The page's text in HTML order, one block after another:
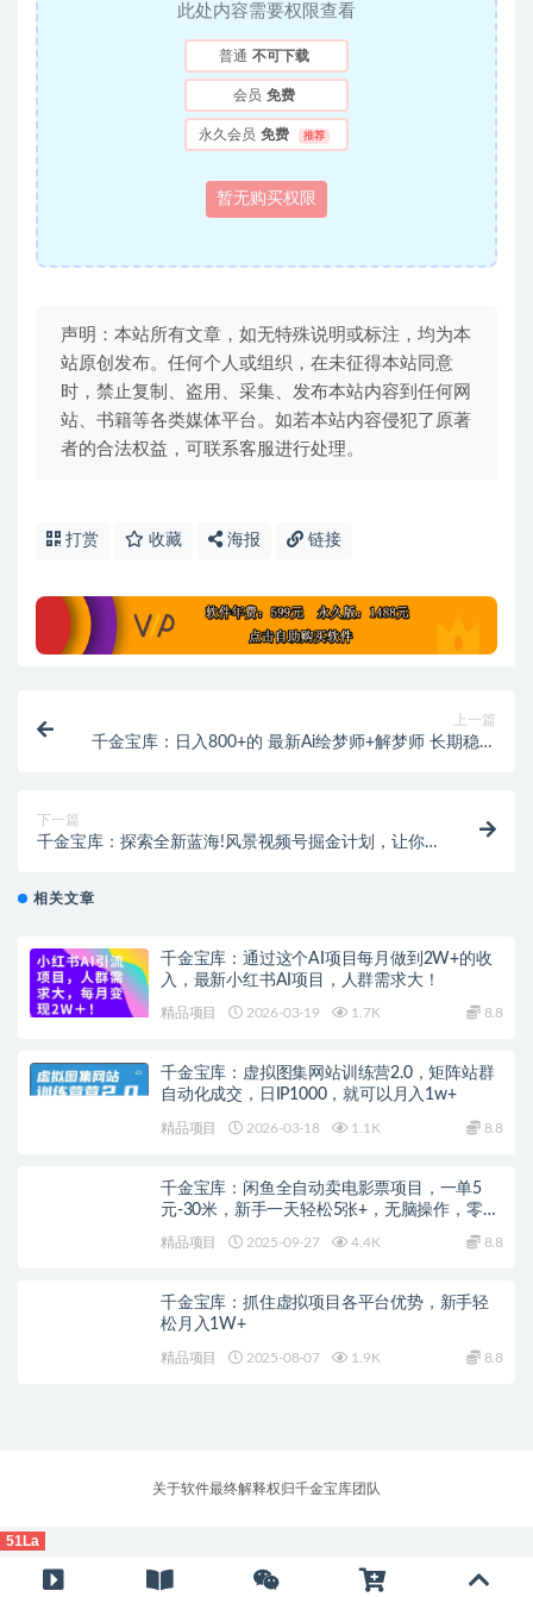
此处内容需要权限查看
普通 不可下载
会员 免费
永久会员 免费 推荐
暂无购买权限
声明：本站所有文章，如无特殊说明或标注，均为本
站原创发布。任何个人或组织，在未征得本站同意
时，禁止复制、盗用、采集、发布本站内容到任何网
站、书籍等各类媒体平台。如若本站内容侵犯了原著
者的合法权益，可联系客服进行处理。
打赏 收藏 海报 链接
上一篇
千金宝库：日入800+的 最新Ai绘梦师+解梦师 长期稳定
下一篇
千金宝库：探索全新蓝海!风景视频号掘金计划，让你每
相关文章
千金宝库：通过这个AI项目每月做到2W+的收
入，最新小红书AI项目，人群需求大！
精品项目 2026-03-19 1.7K 8.8
千金宝库：虚拟图集网站训练营2.0，矩阵站群
自动化成交，日IP1000，就可以月入1w+
精品项目 2026-03-18 1.1K 8.8
千金宝库：闲鱼全自动卖电影票项目，一单5
元-30米，新手一天轻松5张+，无脑操作，零投
入
精品项目 2025-09-27 4.4K 8.8
千金宝库：抓住虚拟项目各平台优势，新手轻
松月入1W+
精品项目 2025-08-07 1.9K 8.8
关于软件最终解释权归千金宝库团队
51La